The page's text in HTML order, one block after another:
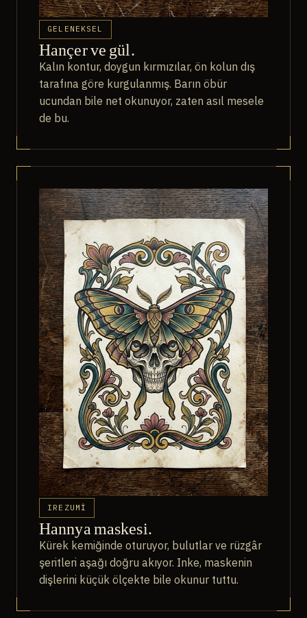
GELENEKSEL
Hançer ve gül.
Kalın kontur, doygun kırmızılar, ön kolun dış
tarafına göre kurgulanmış. Barın öbür
ucundan bile net okunuyor, zaten asıl mesele
de bu.
IREZUMI
Hannya maskesi.
Kürek kemiğinde oturuyor, bulutlar ve rüzgâr
şeritleri aşağı doğru akıyor. Inke, maskenin
dişlerini küçük ölçekte bile okunur tuttu.